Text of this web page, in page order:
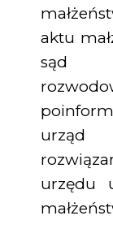
aktu
sąd
urząd
urzędu